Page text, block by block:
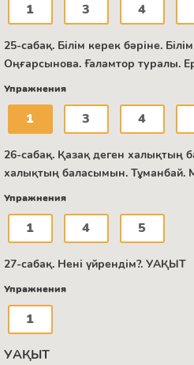
1 3 4
25-сабақ. Білім керек бәріне.
Оңғарсынова. Ғаламтор туралы.
Упражнения
1 3 4
26-сабақ. Қазақ деген халықтың
халықтың баласымын. Тұманбай.
Упражнения
1 4 5
27-сабақ. Нені үйрендім?. УАҚЫТ
Упражнения
1
УАҚЫТ